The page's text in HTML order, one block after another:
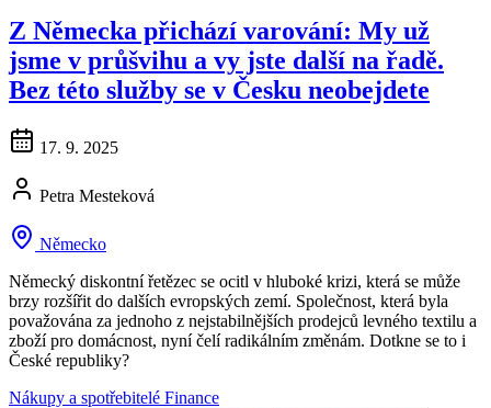
Z Německa přichází varování: My už
jsme v průšvihu a vy jste další na řadě.
Bez této služby se v Česku neobejdete
17. 9. 2025
Petra Mesteková
Německo
Německý diskontní řetězec se ocitl v hluboké krizi, která se může
brzy rozšířit do dalších evropských zemí. Společnost, která byla
považována za jednoho z nejstabilnějších prodejců levného textilu a
zboží pro domácnost, nyní čelí radikálním změnám. Dotkne se to i
České republiky?
Nákupy a spotřebitelé Finance